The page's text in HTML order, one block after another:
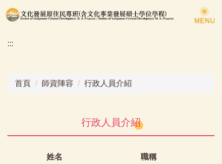
跳
到
要
:::
首頁 師資陣容 行政人員介紹
行政人員介紹
姓名 職稱